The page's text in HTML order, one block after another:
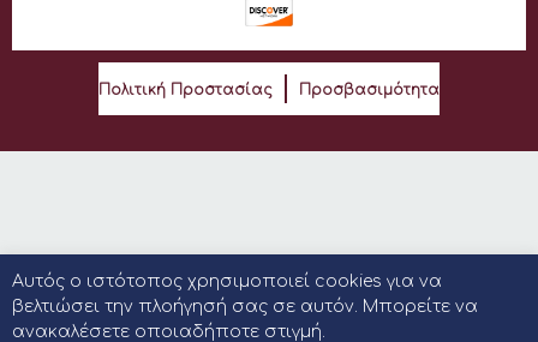
Πολιτική Προστασίας Προσβασιμότητα
Αυτός ο ιστότοπος χρησιμοποιεί cookies για να
βελτιώσει την πλοήγησή σας σε αυτόν. Μπορείτε να
ανακαλέσετε οποιαδήποτε στιγμή.